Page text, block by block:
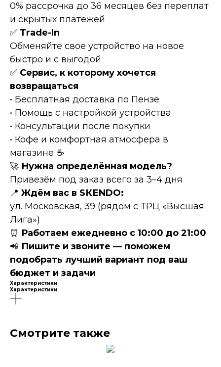
0% рассрочка до 36 месяцев без переплат
и скрытых платежей
✅ Тrаdе-In
Обменяйте своё устройство на новое
быстро и с выгодой
✅ Сервис, к которому хочется
возвращаться
• Бесплатная доставка по Пензе
• Помощь с настройкой устройства
• Консультации после покупки
• Кофе и комфортная атмосфера в
магазине ☕
🚀 Нужна определённая модель?
Привезём под заказ всего за 3–4 дня
📍 Ждём вас в SКЕNDО:
ул. Московская, 39 (рядом с ТРЦ «Высшая
Лига»)
⏰ Работаем ежедневно с 10:00 до 21:00
📲 Пишите и звоните — поможем
подобрать лучший вариант под ваш
бюджет и задачи
Характеристики
Характеристики
Смотрите также